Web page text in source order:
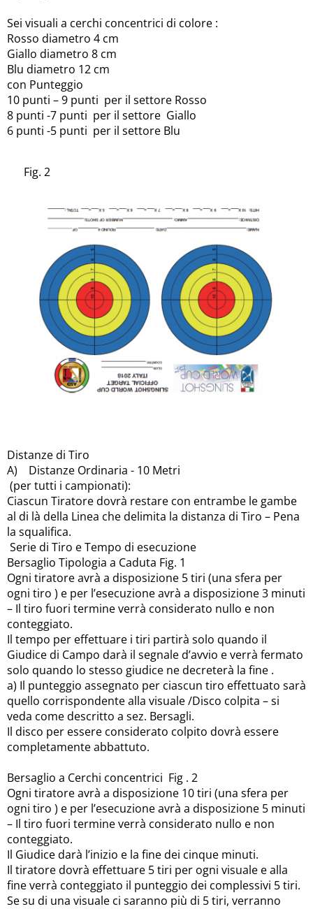
Sei visuali a cerchi concentrici di colore :
Rosso diametro 4 cm
Giallo diametro 8 cm
Blu diametro 12 cm
con Punteggio
10 punti – 9 punti per il settore Rosso
8 punti -7 punti per il settore Giallo
6 punti -5 punti per il settore Blu
Fig. 2
Distanze di Tiro
A) Distanze Ordinaria - 10 Metri
(per tutti i campionati):
Ciascun Tiratore dovrà restare con entrambe le gambe
al di là della Linea che delimita la distanza di Tiro – Pena
la squalifica.
Serie di Tiro e Tempo di esecuzione
Bersaglio Tipologia a Caduta Fig. 1
Ogni tiratore avrà a disposizione 5 tiri (una sfera per
ogni tiro ) e per l’esecuzione avrà a disposizione 3 minuti
– Il tiro fuori termine verrà considerato nullo e non
conteggiato.
Il tempo per effettuare i tiri partirà solo quando il
Giudice di Campo darà il segnale d’avvio e verrà fermato
solo quando lo stesso giudice ne decreterà la fine .
a) Il punteggio assegnato per ciascun tiro effettuato sarà
quello corrispondente alla visuale /Disco colpita – si
veda come descritto a sez. Bersagli.
Il disco per essere considerato colpito dovrà essere
completamente abbattuto.
Bersaglio a Cerchi concentrici Fig . 2
Ogni tiratore avrà a disposizione 10 tiri (una sfera per
ogni tiro ) e per l’esecuzione avrà a disposizione 5 minuti
– Il tiro fuori termine verrà considerato nullo e non
conteggiato.
Il Giudice darà l’inizio e la fine dei cinque minuti.
Il tiratore dovrà effettuare 5 tiri per ogni visuale e alla
fine verrà conteggiato il punteggio dei complessivi 5 tiri.
Se su di una visuale ci saranno più di 5 tiri, verranno